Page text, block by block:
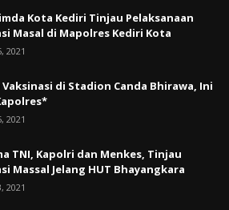
Kota Kediri Tinjau Pelaksanaan
Masal di Mapolres Kediri Kota
2021
di Stadion Canda Bhirawa, Ini
2021
TNI, Kapolri dan Menkes, Tinjau
Massal Jelang HUT Bhayangkara
2021